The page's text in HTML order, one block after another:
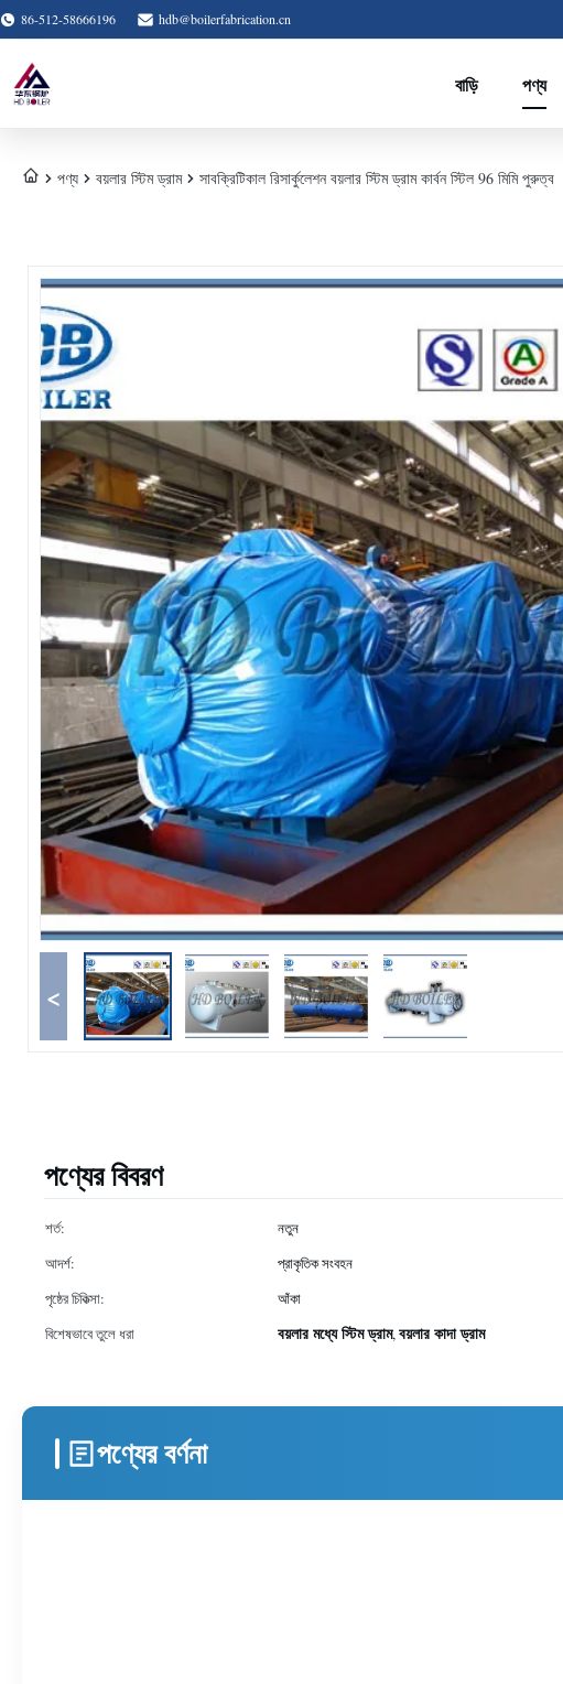
86-512-58666196 hdb@boilerfabrication.cn
বাড়ি পণ্য
পণ্য বয়লার স্টিম ড্রাম সাবক্রিটিকাল রিসার্কুলেশন বয়লার স্টিম ড্রাম কার্বন স্টিল 96 মিমি পুরুত্ব
<
পণ্যের বিবরণ
শর্ত: নতুন
আদর্শ:
প্রাকৃতিক সংবহন
পৃষ্ঠের চিকিত্সা:
আঁকা
বিশেষভাবে তুলে ধরা
বয়লার মধ্যে স্টিম ড্রাম,বয়লার কাদা ড্রাম
পণ্যের বর্ণনা